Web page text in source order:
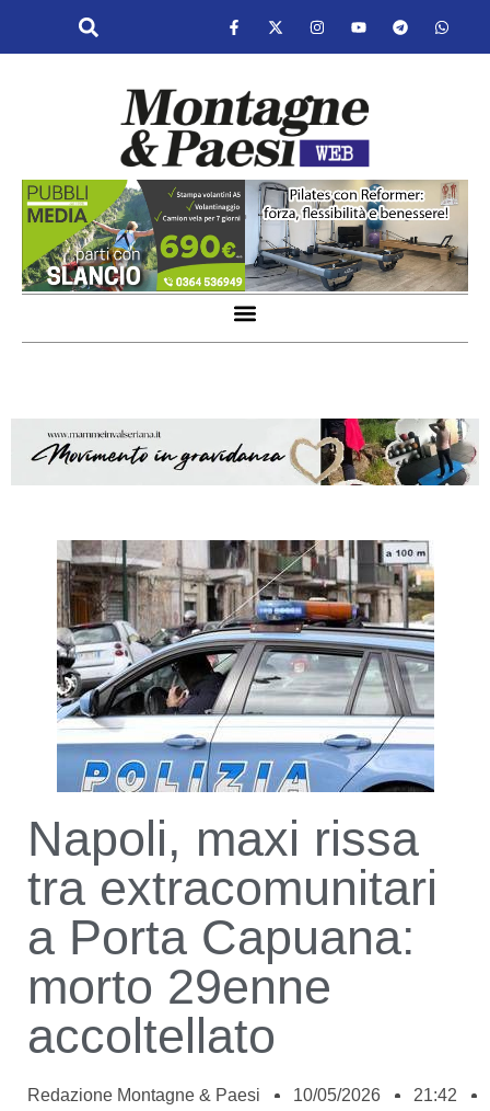
Napoli, maxi rissa
tra extracomunitari
a Porta Capuana:
morto 29enne
accoltellato
Redazione Montagne & Paesi 10/05/2026
21:42